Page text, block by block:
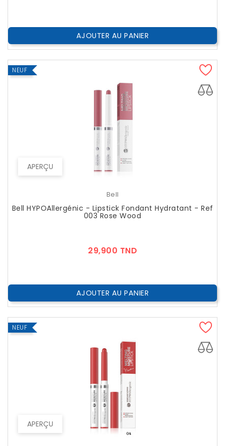
AJOUTER AU PANIER
APERÇU
NEUF
Bell
Bell HYPOAllergénic - Lipstick Fondant Hydratant - Ref
003 Rose Wood
29,900 TND
AJOUTER AU PANIER
APERÇU
NEUF